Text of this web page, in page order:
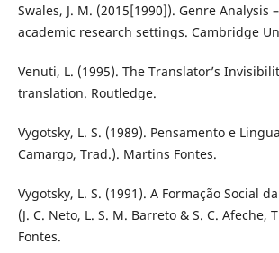
Swales, J. M. (2015[1990]). Genre Analysis
academic research settings. Cambridge
Venuti, L. (1995). The Translator’s
translation. Routledge.
Vygotsky, L. S. (1989). Pensamento e
Camargo, Trad.). Martins Fontes.
Vygotsky, L. S. (1991). A Formação Social
(J. C. Neto, L. S. M. Barreto & S. C. Afeche,
Fontes.